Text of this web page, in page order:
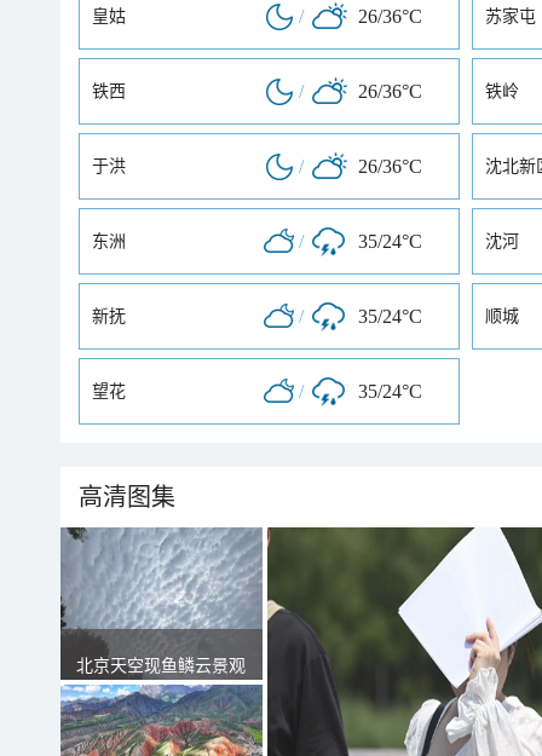
皇姑 / 26/36°C 苏家屯
铁西 / 26/36°C 铁岭
于洪 / 26/36°C 沈北新
东洲 / 35/24°C 沈河
新抚 / 35/24°C 顺城
望花 / 35/24°C
高清图集
北京天空现鱼鳞云景观